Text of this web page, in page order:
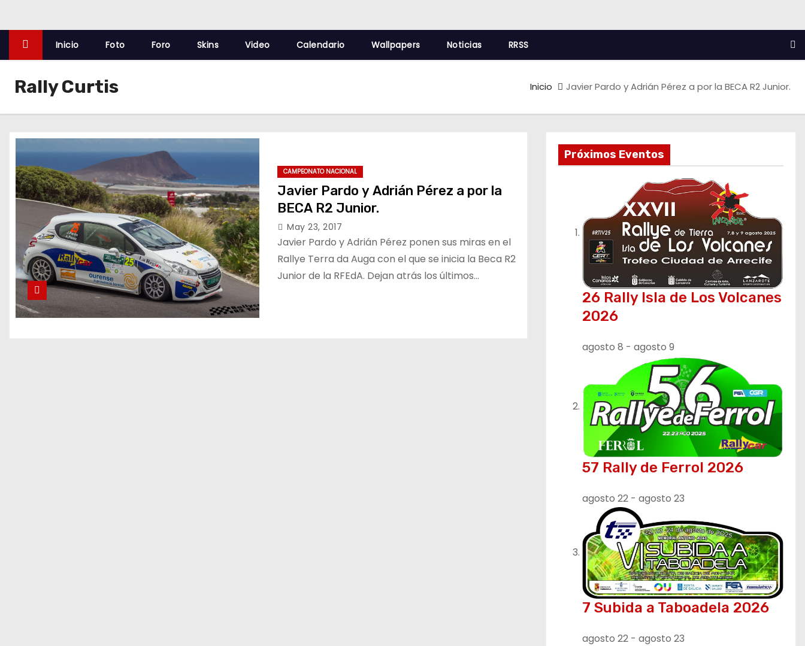
Inicio Foto Foro Skins Video Calendario Wallpapers Noticias RRSS
Rally Curtis Inicio Javier Pardo y Adrián Pérez a por la BECA R2 Junior.
CAMPEONATO NACIONAL
Javier Pardo y Adrián Pérez a por la
BECA R2 Junior.
May 23, 2017
Javier Pardo y Adrián Pérez ponen sus miras en el
Rallye Terra da Auga con el que se inicia la Beca R2
Junior de la RFEdA. Dejan atrás los últimos…
Próximos Eventos
26 Rally Isla de Los Volcanes
2026
agosto 8 - agosto 9
57 Rally de Ferrol 2026
agosto 22 - agosto 23
7 Subida a Taboadela 2026
agosto 22 - agosto 23